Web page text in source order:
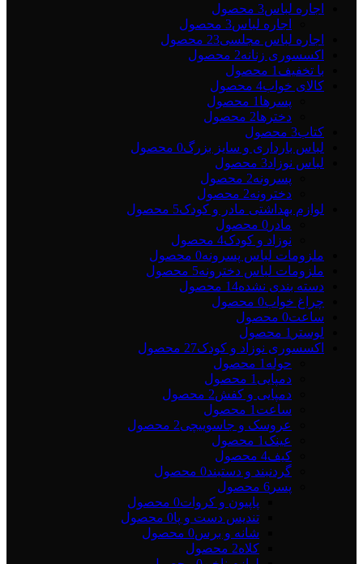
اجاره لباس3 محصول
اجاره لباس3 محصول
اجاره لباس مجلسی23 محصول
اکسسوری زنانه2 محصول
با تخفیف 1 محصول
کالای خواب4 محصول
پسرها 1 محصول
دخترها2 محصول
کتاب3 محصول
لباس بارداری و سایز بزرگ0 محصول
لباس نوزاد3 محصول
پسرونه2 محصول
دخترونه2 محصول
لوازم بهداشتی مادر و کودک5 محصول
مادر 0 محصول
نوزاد و کودک4 محصول
ملزومات لباس پسرونه0 محصول
ملزومات لباس دخترونه5 محصول
دسته بندی نشده14 محصول
چراغ خواب0 محصول
ساعت0 محصول
لوستر 1 محصول
اکسسوری نوزاد و کودک27 محصول
حوله 1 محصول
دمپایی 1 محصول
دمپایی و کفش2 محصول
ساعت 1 محصول
عروسک و جاسوییچی2 محصول
عینک 1 محصول
کیف4 محصول
گردنبند و دستبند0 محصول
پسر 6 محصول
پاپیون و کروات0 محصول
تندیس دست و پا0 محصول
شانه و برس0 محصول
کلاه2 محصول